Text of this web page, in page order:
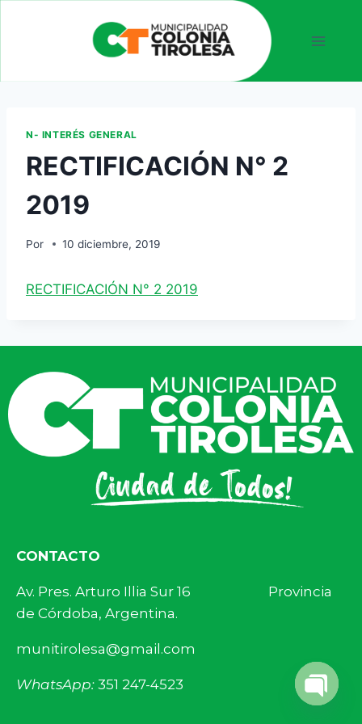
N- INTERÉS GENERAL
RECTIFICACIÓN N° 2
2019
Por 10 diciembre, 2019
RECTIFICACIÓN N° 2 2019
CONTACTO
Av. Pres. Arturo Illia Sur 16 Provincia
de Córdoba, Argentina.
munitirolesa@gmail.com
WhatsApp: 351 247-4523